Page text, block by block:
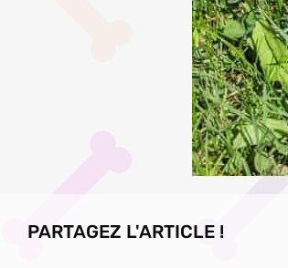
PARTAGEZ L'ARTICLE !